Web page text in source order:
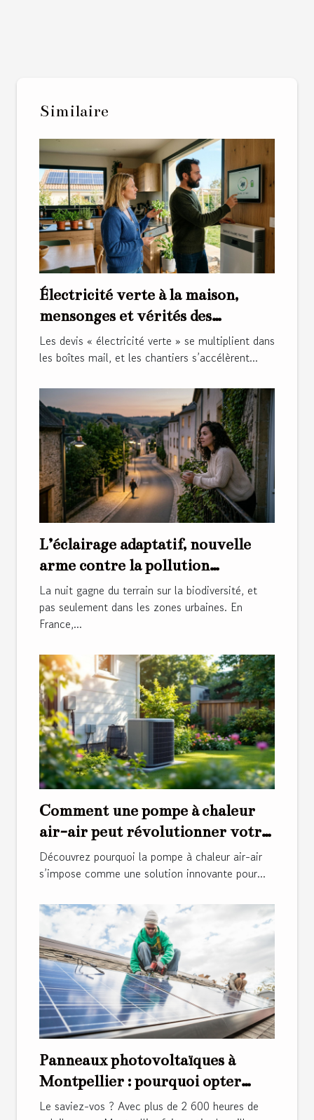
Similaire
Électricité verte à la maison,
mensonges et vérités des
installations récentes
Les devis « électricité verte » se multiplient dans
les boîtes mail, et les chantiers s’accélèrent...
L’éclairage adaptatif, nouvelle
arme contre la pollution
lumineuse
La nuit gagne du terrain sur la biodiversité, et
pas seulement dans les zones urbaines. En
France,...
Comment une pompe à chaleur
air-air peut révolutionner votre
confort domestique ?
Découvrez pourquoi la pompe à chaleur air-air
s’impose comme une solution innovante pour...
Panneaux photovoltaïques à
Montpellier : pourquoi opter
pour ce type d'installation ?
Le saviez-vos ? Avec plus de 2 600 heures de